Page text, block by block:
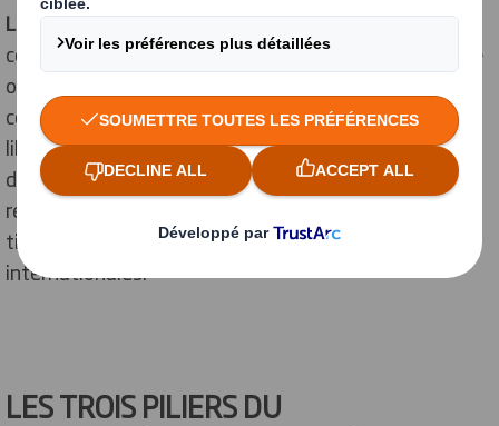
Le multilatéralismepeut se définir comme la
coopération de plusieurs États (au moins trois) sur une
ou plusieurs thématiques, telles que la résolution des
conflits militaires ou encore la création d’une zone de
libre-échange. Il a été pensé à la fin d’une succession
d’événements qui ont profondément déstabilisé les
relations entre les pays. L’objectif, en 1945, était de
tirer les leçons du passé pour stabiliser les relations
internationales.
LES TROIS PILIERS DU